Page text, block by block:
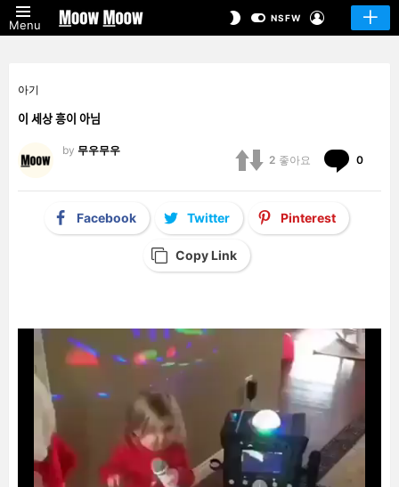
Menu
SWITCHNSFW
아기
이 세상 흥이 아님
by 무우무우
2 좋아요 0
Facebook Twitter Pinterest
Copy Link